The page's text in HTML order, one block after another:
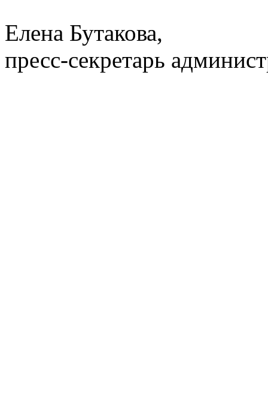
Елена Бутакова,
пресс-секретарь